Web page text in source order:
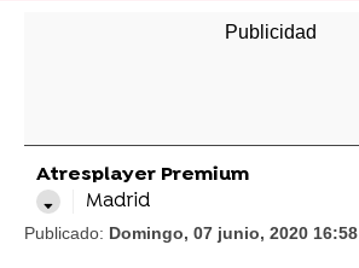
Atresplayer Premium
Madrid
Publicado: Domingo, 07 junio, 2020 16:58